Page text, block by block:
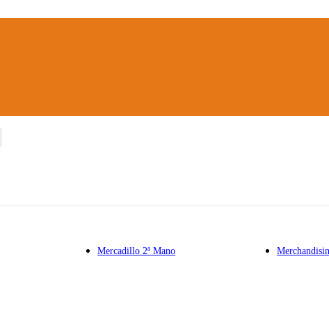
Mercadillo 2ª Mano